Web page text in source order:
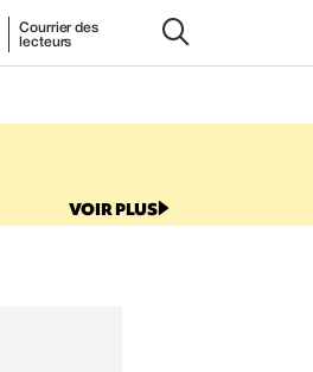
Courrier des
lecteurs
VOIR PLUS